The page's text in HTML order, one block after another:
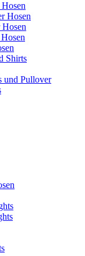
Hosen
Hosen
Shirts
und Pullover